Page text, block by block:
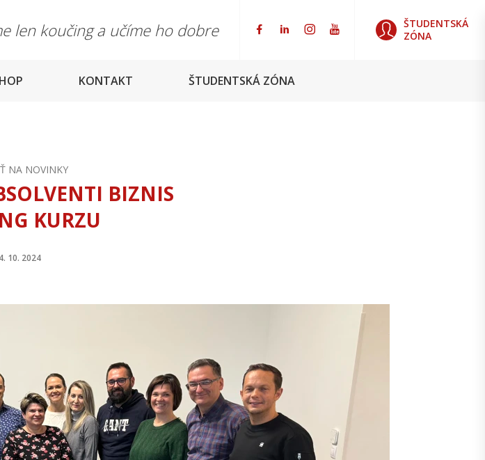
len koučing a učíme ho dobre
ŠTUDENTSKÁ
ZÓNA
KONTAKT ŠTUDENTSKÁ ZÓNA
NA NOVINKY
BIZNIS
KURZU
10. 2024